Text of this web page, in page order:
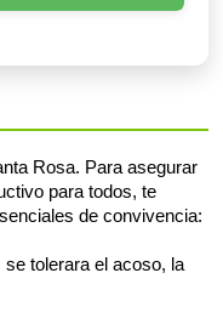
Rosa. Para asegurar
para todos, te
de convivencia:
tolerara el acoso, la